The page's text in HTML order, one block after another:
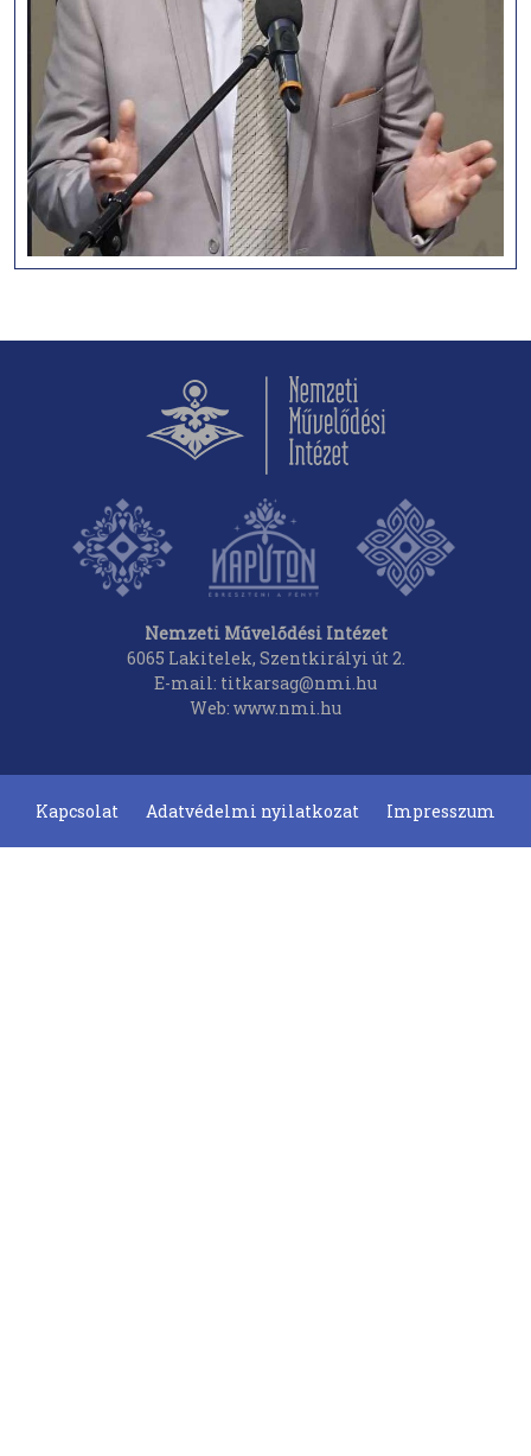
Nemzeti Művelődési Intézet
6065 Lakitelek, Szentkirályi út 2.
E-mail: titkarsag@nmi.hu
Web: www.nmi.hu
Kapcsolat Adatvédelmi nyilatkozat Impresszum